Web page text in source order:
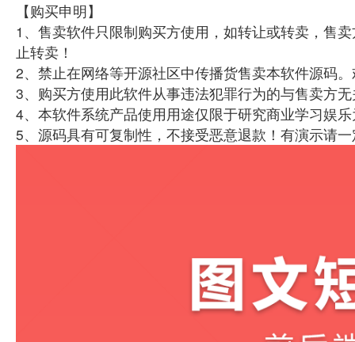
【购买申明】
1、售卖软件只限制购买方使用，如转让或转卖，售
止转卖！
2、禁止在网络等开源社区中传播货售卖本软件源码
3、购买方使用此软件从事违法犯罪行为的与售卖方
4、本软件系统产品使用用途仅限于研究商业学习娱
5、源码具有可复制性，不接受恶意退款！有演示请